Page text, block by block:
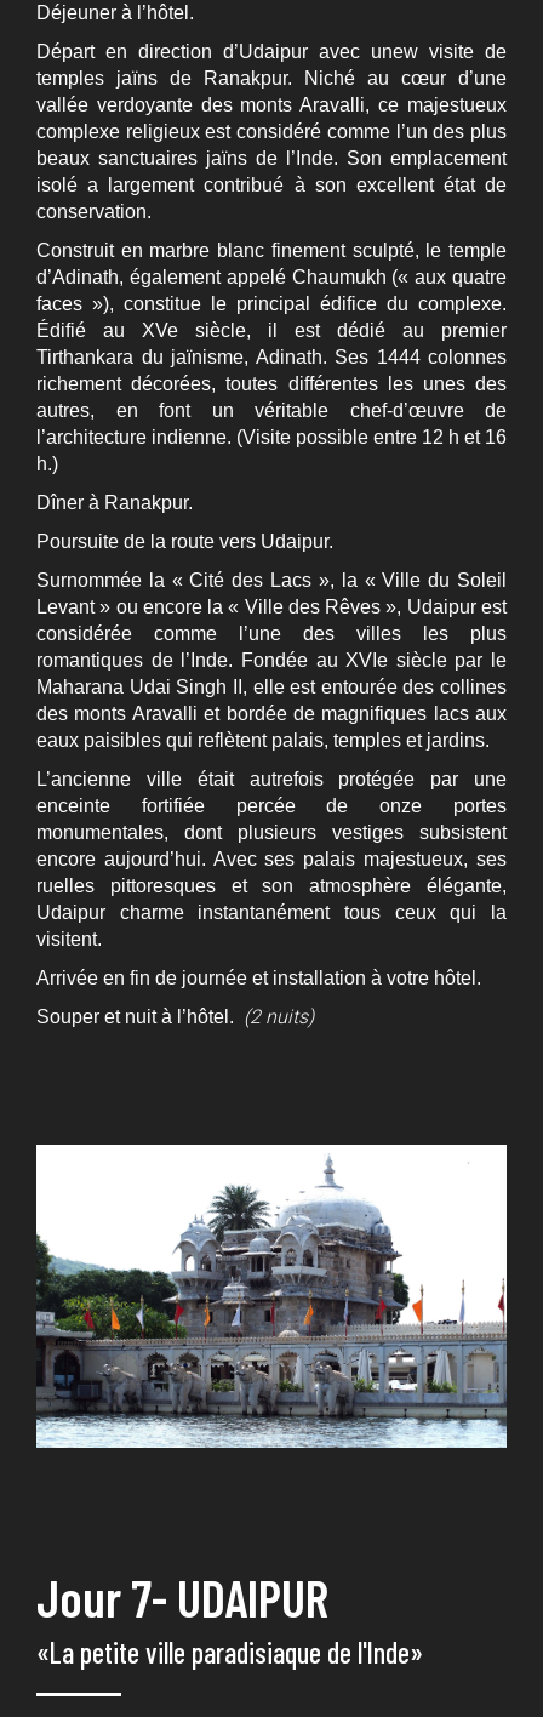
Déjeuner à l’hôtel.
Départ en direction d’Udaipur avec unew visite de
temples jaïns de Ranakpur. Niché au cœur d’une
vallée verdoyante des monts Aravalli, ce majestueux
complexe religieux est considéré comme l’un des plus
beaux sanctuaires jaïns de l’Inde. Son emplacement
isolé a largement contribué à son excellent état de
conservation.
Construit en marbre blanc finement sculpté, le temple
d’Adinath, également appelé Chaumukh (« aux quatre
faces »), constitue le principal édifice du complexe.
Édifié au XVe siècle, il est dédié au premier
Tirthankara du jaïnisme, Adinath. Ses 1444 colonnes
richement décorées, toutes différentes les unes des
autres, en font un véritable chef-d’œuvre de
l’architecture indienne. (Visite possible entre 12 h et 16
h.)
Dîner à Ranakpur.
Poursuite de la route vers Udaipur.
Surnommée la « Cité des Lacs », la « Ville du Soleil
Levant » ou encore la « Ville des Rêves », Udaipur est
considérée comme l’une des villes les plus
romantiques de l’Inde. Fondée au XVIe siècle par le
Maharana Udai Singh II, elle est entourée des collines
des monts Aravalli et bordée de magnifiques lacs aux
eaux paisibles qui reflètent palais, temples et jardins.
L’ancienne ville était autrefois protégée par une
enceinte fortifiée percée de onze portes
monumentales, dont plusieurs vestiges subsistent
encore aujourd’hui. Avec ses palais majestueux, ses
ruelles pittoresques et son atmosphère élégante,
Udaipur charme instantanément tous ceux qui la
visitent.
Arrivée en fin de journée et installation à votre hôtel.
Souper et nuit à l’hôtel. (2 nuits)
Jour 7- UDAIPUR
«La petite ville paradisiaque de l'Inde»